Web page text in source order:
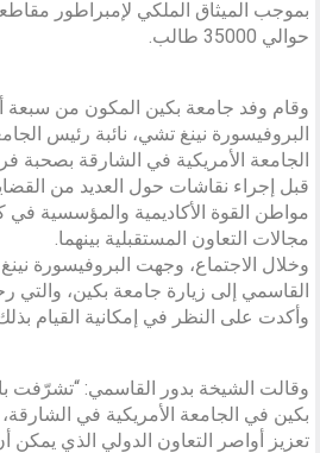
بموجب الميثاق الملكي لإمبراطور
حوالي 35000 طالب.
وقام وفد جامعة بكين المكون من سبعة
البروفيسورة نينغ تشي، نائبة رئيس
الجامعة الأمريكية في الشارقة بصحبة
قبل إجراء نقاشات حول العديد من
مواطن القوة الأكاديمية والمؤسسية في
مجالات التعاون المستقبلية بينهما.
وخلال الاجتماع، وجهت البروفيسورة
القاسمي إلى زيارة جامعة بكين، والتي
وأكدت على النظر في إمكانية القيام
وقالت الشيخة بدور القاسمي: “تشرّفت
بكين في الجامعة الأمريكية في
تعزيز أواصر التعاون الدولي الذي يمكن